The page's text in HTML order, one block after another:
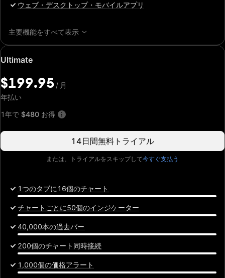
ウェブ・デスクトップ・モバイルアプリ
主要機能をすべて表示
Ultimate
特
価
格:
$199.95
月
$199.95 / 月
年払い
1年で $480 お得
14日間無料トライアル
または、トライアルをスキップして今すぐ支払う
1つのタブに16個のチャート
チャートごとに50個のインジケーター
40,000本の過去バー
200個のチャート同時接続
1,000個の価格アラート